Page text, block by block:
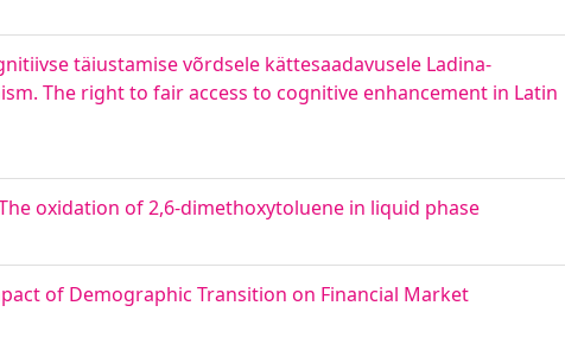
täiustamise võrdsele kättesaadavusele Ladina-
The right to fair access to cognitive enhancement in Latin
oxidation of 2,6-dimethoxytoluene in liquid phase
of Demographic Transition on Financial Market